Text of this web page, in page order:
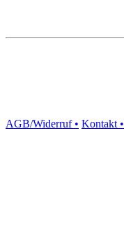
AGB/Widerruf • Kontakt •